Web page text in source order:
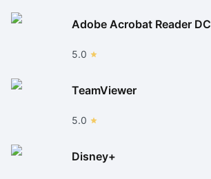
Adobe Acrobat Reader DC
5.0
TeamViewer
5.0
Disney+